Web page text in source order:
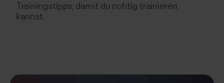
Trainingstipps, damit du richtig trainieren
kannst.